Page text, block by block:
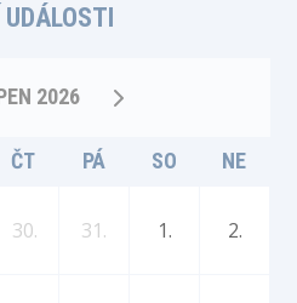
2026
ČT PÁ SO NE
30. 31. 1. 2.